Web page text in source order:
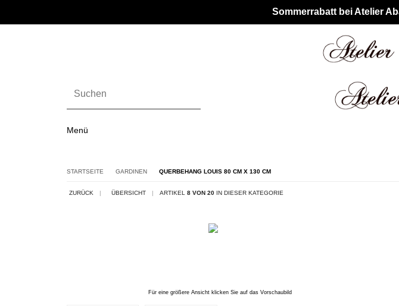
Sommerrabatt bei Atelier
Menü
STARTSEITE GARDINEN QUERBEHANG LOUIS 80 CM X 130 CM
ZURÜCK | ÜBERSICHT | ARTIKEL 8 VON 20 IN DIESER KATEGORIE
Für eine größere Ansicht klicken Sie auf das Vorschaubild